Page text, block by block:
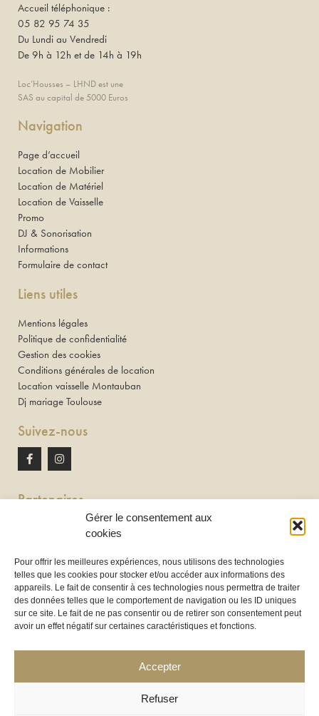
Gérer le consentement aux
cookies
Pour offrir les meilleures expériences, nous utilisons des technologies
telles que les cookies pour stocker et/ou accéder aux informations des
appareils. Le fait de consentir à ces technologies nous permettra de traiter
des données telles que le comportement de navigation ou les ID uniques
sur ce site. Le fait de ne pas consentir ou de retirer son consentement peut
avoir un effet négatif sur certaines caractéristiques et fonctions.
Accepter
Refuser
Accueil téléphonique :
05 82 95 74 35
Du Lundi au Vendredi
De 9h à 12h et de 14h à 19h
Loc’Housses – LHND est une
SAS au capital de 5000 Euros
Navigation
Page d’accueil
Location de Mobilier
Location de Matériel
Location de Vaisselle
Promo
DJ & Sonorisation
Informations
Formulaire de contact
Liens utiles
Mentions légales
Politique de confidentialité
Gestion des cookies
Conditions générales de location
Location vaisselle Montauban
Dj mariage Toulouse
Suivez-nous
Partenaires
Newton discomobile
Location de tireuse à bière :
Les Frères Brasseurs à Aucamville